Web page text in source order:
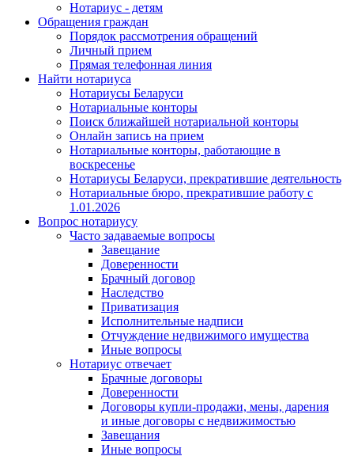
Нотариус - детям
Обращения граждан
Порядок рассмотрения обращений
Личный прием
Прямая телефонная линия
Найти нотариуса
Нотариусы Беларуси
Нотариальные конторы
Поиск ближайшей нотариальной конторы
Онлайн запись на прием
Нотариальные конторы, работающие в
воскресенье
Нотариусы Беларуси, прекратившие деятельность
Нотариальные бюро, прекратившие работу с
1.01.2026
Вопрос нотариусу
Часто задаваемые вопросы
Завещание
Доверенности
Брачный договор
Наследство
Приватизация
Исполнительные надписи
Отчуждение недвижимого имущества
Иные вопросы
Нотариус отвечает
Брачные договоры
Доверенности
Договоры купли-продажи, мены, дарения
и иные договоры с недвижимостью
Завещания
Иные вопросы